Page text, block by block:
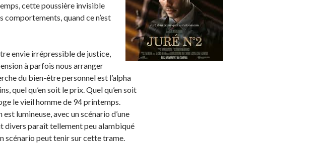
cette poussière invisible
comportements, quand ce n’est
envie irrépressible de justice,
à parfois nous arranger
du bien-être personnel est l’alpha
quel qu’en soit le prix. Quel qu’en soit
le vieil homme de 94 printemps.
lumineuse, avec un scénario d’une
divers paraît tellement peu alambiqué
scénario peut tenir sur cette trame.